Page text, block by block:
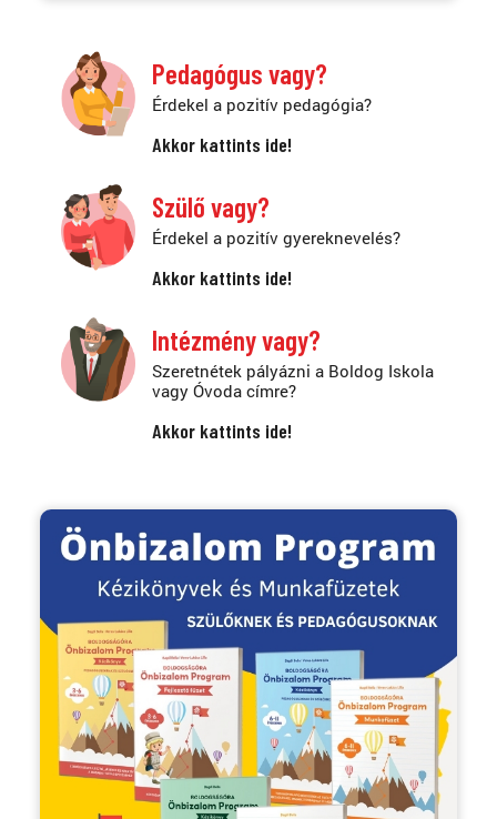
Pedagógus vagy?
Érdekel a pozitív pedagógia?
Akkor kattints ide!
Szülő vagy?
Érdekel a pozitív gyereknevelés?
Akkor kattints ide!
Intézmény vagy?
Szeretnétek pályázni a Boldog Iskola
vagy Óvoda címre?
Akkor kattints ide!